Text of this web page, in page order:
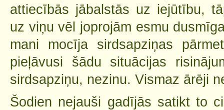
attiecībās jābalstās uz iejūtību,
uz viņu vēl joprojām esmu
mani mocīja sirdsapziņas
pieļāvusi šādu situācijas
sirdsapziņu, nezinu. Vismaz ārēji
Šodien nejauši gadījās satikt to